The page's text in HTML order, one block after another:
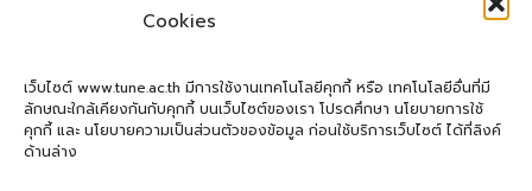
Cookies
เว็บไซต์ www.tune.ac.th มีการใช้งานเทคโนโลยีคุกกี้ หรือ เทคโนโลยีอื่นที่มี
ลักษณะใกล้เคียงกันกับคุกกี้ บนเว็บไซต์ของเรา โปรดศึกษา นโยบายการใช้
คุกกี้ และ นโยบายความเป็นส่วนตัวของข้อมูล ก่อนใช้บริการเว็บไซต์ ได้ที่ลิงค์
ด้านล่าง
โรงเรียนเตรียมอุดมศึกษา
Triamudomsuksa School of the Northeast
ที่อยู่: 121 หมู่ที่ 12 ถ.นิตโย ต.สว่างแดนดิน อ.สว่างแดนดิน